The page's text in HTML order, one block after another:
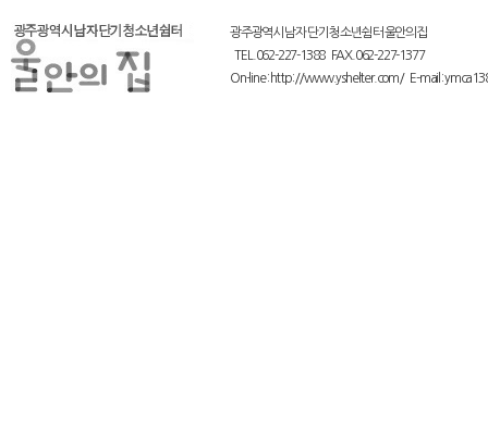
광주광역시 남자 단기 청소년쉼터 울안의집
TEL.062-227-1388 FAX.062-227-1377
On-line : http://www.yshelter.com/ E-mail :